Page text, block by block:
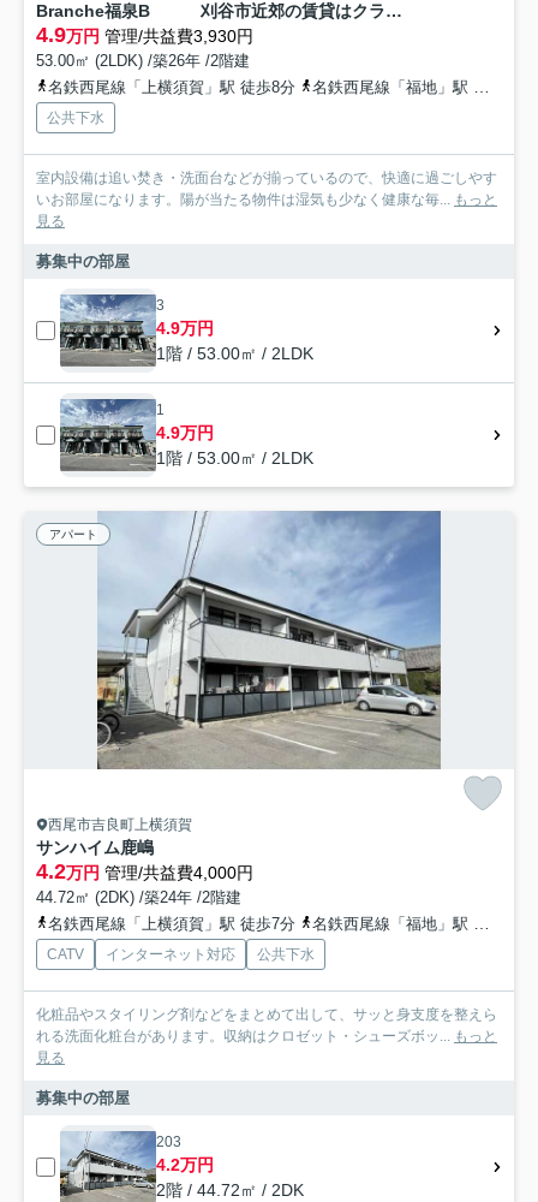
Branche福泉B 刈谷市近郊の賃貸はクラスホーム
4.9万円 管理/共益費3,930円
53.00㎡ (2LDK) /築26年 /2階建
名鉄西尾線「上横須賀」駅 徒歩8分
名鉄西尾線「福地」駅 徒歩39分
公共下水
室内設備は追い焚き・洗面台などが揃っているので、快適に過ごしやす
いお部屋になります。陽が当たる物件は湿気も少なく健康な毎... もっと
見る
募集中の部屋
3
4.9万円
1階 / 53.00㎡ / 2LDK
1
4.9万円
1階 / 53.00㎡ / 2LDK
アパート
西尾市吉良町上横須賀
サンハイム鹿嶋
4.2万円 管理/共益費4,000円
44.72㎡ (2DK) /築24年 /2階建
名鉄西尾線「上横須賀」駅 徒歩7分
名鉄西尾線「福地」駅 徒歩32分
CATV インターネット対応 公共下水
化粧品やスタイリング剤などをまとめて出して、サッと身支度を整えら
れる洗面化粧台があります。収納はクロゼット・シューズボッ... もっと
見る
募集中の部屋
203
4.2万円
2階 / 44.72㎡ / 2DK